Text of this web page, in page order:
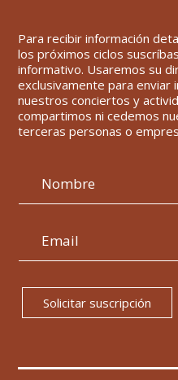
Para recibir información
los próximos ciclos
informativo. Usaremos su
exclusivamente para enviar
nuestros conciertos y
compartimos ni cedemos
terceras personas o
Solicitar suscripción